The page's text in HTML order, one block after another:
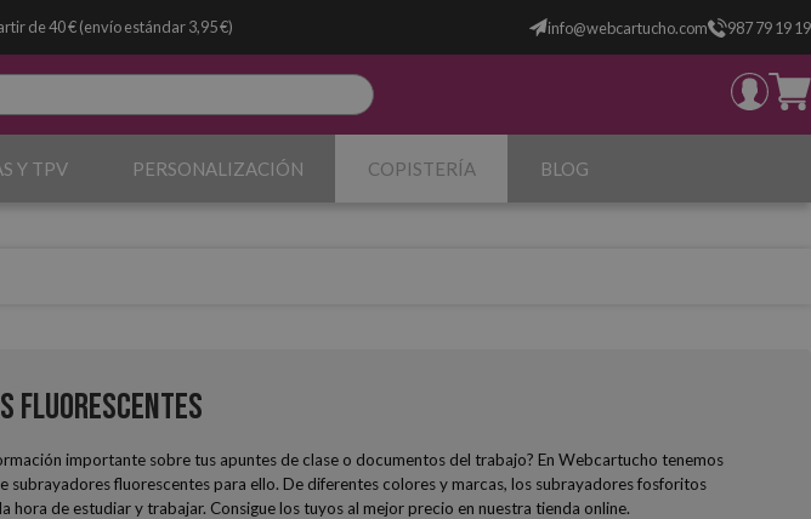
de 40 € (envío estándar 3,95 €) info@webcartucho.com 987 79 19 19
Y TPV PERSONALIZACIÓN COPISTERÍA BLOG
Fluorescentes
importante sobre tus apuntes de clase o documentos del trabajo? En Webcartucho tenemos
subrayadores fluorescentes para ello. De diferentes colores y marcas, los subrayadores fosforitos
hora de estudiar y trabajar. Consigue los tuyos al mejor precio en nuestra tienda online.